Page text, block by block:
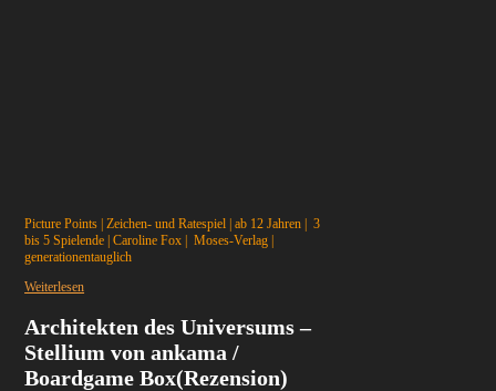
Picture Points | Zeichen- und Ratespiel | ab 12 Jahren | 3
bis 5 Spielende | Caroline Fox | Moses-Verlag |
generationentauglich
Weiterlesen
Architekten des Universums –
Stellium von ankama /
Boardgame Box(Rezension)